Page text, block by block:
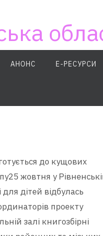
АНОНС E-РЕСУРСИ
до кущових
жовтня у
для дітей відбулась
проекту
залі книгозбірні